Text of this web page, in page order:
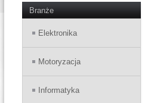
Branże
Elektronika
Motoryzacja
Informatyka